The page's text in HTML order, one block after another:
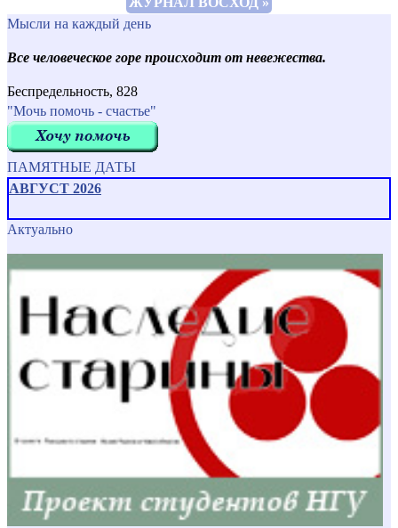
Мысли на каждый день
Все человеческое горе происходит от невежества.
Беспредельность, 828
"Мочь помочь - счастье"
ПАМЯТНЫЕ ДАТЫ
АВГУСТ 2026
Актуально